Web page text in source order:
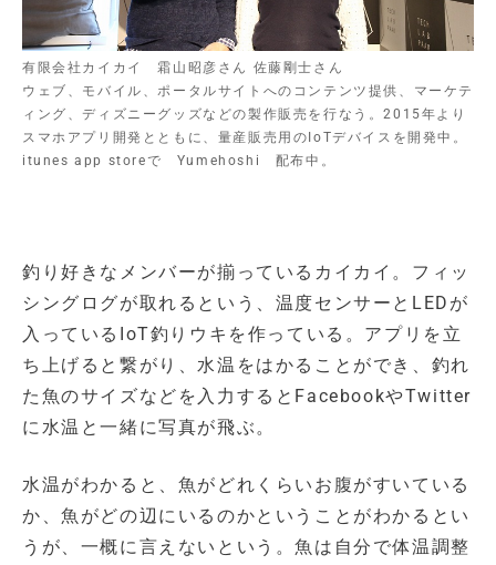
有限会社カイカイ 霜山昭彦さん 佐藤剛士さん
ウェブ、モバイル、ポータルサイトへのコンテンツ提供、マーケテ
ィング、ディズニーグッズなどの製作販売を行なう。2015年より
スマホアプリ開発とともに、量産販売用のIoTデバイスを開発中。
itunes app storeで Yumehoshi 配布中。
釣り好きなメンバーが揃っているカイカイ。フィッ
シングログが取れるという、温度センサーとLEDが
入っているIoT釣りウキを作っている。アプリを立
ち上げると繋がり、水温をはかることができ、釣れ
た魚のサイズなどを入力するとFacebookやTwitter
に水温と一緒に写真が飛ぶ。
水温がわかると、魚がどれくらいお腹がすいている
か、魚がどの辺にいるのかということがわかるとい
うが、一概に言えないという。魚は自分で体温調整